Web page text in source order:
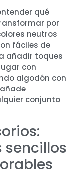
qué
por
neutros
fáciles de
añadir toques
con
algodón con
conjunto